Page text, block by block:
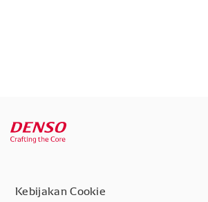
Kebijakan Cookie